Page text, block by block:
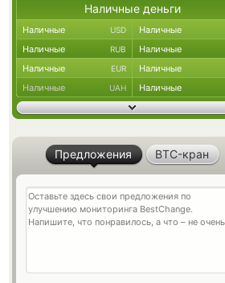
Наличные деньги
Наличные USD Наличные
Наличные RUB Наличные
Наличные EUR Наличные
Наличные UAH Наличные
Предложения BTC-кран